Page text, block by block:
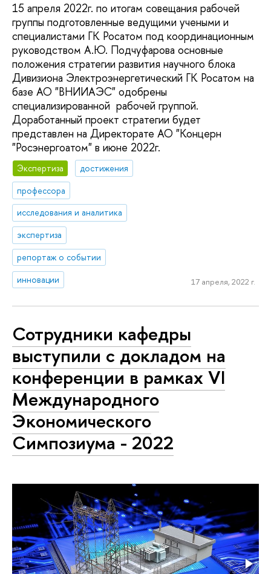
15 апреля 2022г. по итогам совещания рабочей
группы подготовленные ведущими учеными и
специалистами ГК Росатом под координационным
руководством А.Ю. Подчуфарова основные
положения стратегии развития научного блока
Дивизиона Электроэнергетический ГК Росатом на
базе АО "ВНИИАЭС" одобрены
специализированной рабочей группой.
Доработанный проект стратегии будет
представлен на Директорате АО "Концерн
"Росэнергоатом" в июне 2022г.
Экспертиза
достижения
профессора
исследования и аналитика
экспертиза
репортаж о событии
инновации
17 апреля, 2022 г.
Сотрудники кафедры
выступили с докладом на
конференции в рамках VI
Международного
Экономического
Симпозиума - 2022